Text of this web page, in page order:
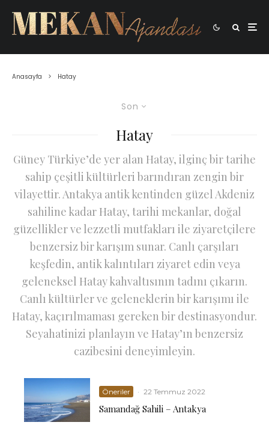
Anasayfa Hatay
Son
Hatay
Güney Türkiye’de yer alan Hatay, ilginç bir tarihe
sahip çeşitli kültürleri barındıran zengin bir
vilayettir. Antakya antik kentinden güzel Akdeniz
sahiline kadar Hatay, tarihi mekanlar, doğal
güzellikler ve lezzetli mutfakları ile ziyaretçilere
benzersiz bir karışım sunar. Canlı çarşıları
keşfedin, antik kalıntıları ziyaret edin veya
geleneksel Hatay kahvaltısının tadını çıkarın.
Canlı kültürler ve geleneklerin bir karışımı ile
Hatay, kaçırılmaması gereken bir destinasyondur.
Seyahatinizi planlayın ve Hatay’ın benzersiz
cazibesini deneyimleyin.
Öneriler · 22 Temmuz 2022
Samandağ Sahili – Antakya